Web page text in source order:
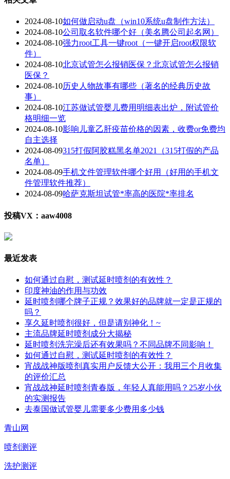
2024-08-10如何做启动u盘（win10系统u盘制作方法）
2024-08-10公司取名软件哪个好（美名腾公司起名网）
2024-08-10强力root工具一键root（一键开启root权限软
件）
2024-08-10北京试管怎么报销医保？北京试管怎么报销
医保？
2024-08-10历史人物故事有哪些（著名的经典历史故
事）
2024-08-10江苏做试管婴儿费用明细表出炉，附试管价
格明细一览
2024-08-10影响儿童乙肝疫苗价格的因素，收费or免费均
自主选择
2024-08-09315打假阿胶糕黑名单2021（315打假的产品
名单）
2024-08-09手机文件管理软件哪个好用（好用的手机文
件管理软件推荐）
2024-08-09哈萨克斯坦试管*率高的医院*率排名
投稿VX：aaw4008
最近发表
如何通过自慰，测试延时喷剂的有效性？
印度神油的作用与功效
延时喷剂哪个牌子正规？效果好的品牌就一定是正规的
吗？
享久延时喷剂很好，但是请别神化！~
主流品牌延时喷剂成分大揭秘
延时喷剂洗完澡后还有效果吗？不同品牌不同影响！
如何通过自慰，测试延时喷剂的有效性？
宵战战神版喷剂真实用户反馈大公开：我用三个月收集
的评价汇总
宵战战神延时喷剂青春版，年轻人真能用吗？25岁小伙
的实测报告
去泰国做试管婴儿需要多少费用多少钱
青山网
喷剂测评
洗护测评